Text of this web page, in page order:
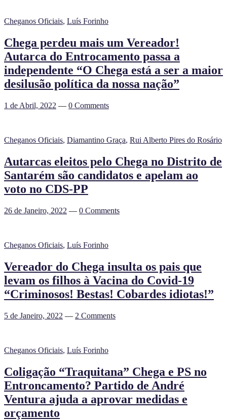
Cheganos Oficiais, Luís Forinho
Chega perdeu mais um Vereador!
Autarca do Entrocamento passa a
independente “O Chega está a ser a maior
desilusão política da nossa nação”
1 de Abril, 2022 — 0 Comments
Cheganos Oficiais, Diamantino Graça, Rui Alberto Pires do Rosário
Autarcas eleitos pelo Chega no Distrito de
Santarém são candidatos e apelam ao
voto no CDS-PP
26 de Janeiro, 2022 — 0 Comments
Cheganos Oficiais, Luís Forinho
Vereador do Chega insulta os pais que
levam os filhos à Vacina do Covid-19
“Criminosos! Bestas! Cobardes idiotas!”
5 de Janeiro, 2022 — 2 Comments
Cheganos Oficiais, Luís Forinho
Coligação “Traquitana” Chega e PS no
Entroncamento? Partido de André
Ventura ajuda a aprovar medidas e
orçamento